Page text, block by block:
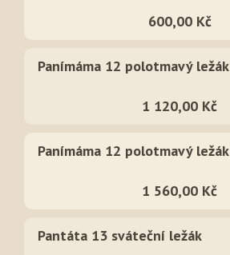
600,00 Kč
Panímáma 12 polotmavý ležák
1 120,00 Kč
Panímáma 12 polotmavý ležák
1 560,00 Kč
Pantáta 13 sváteční ležák